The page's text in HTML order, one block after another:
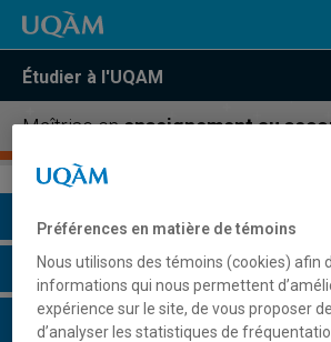
Étudier à l'UQAM
Maîtrise enenseignement au
Conditions d'admission
Cours à suivre et horaires
Préférences en matière de témoins
Nous utilisons des témoins (cookies) afin
informations qui nous permettent
expérience sur le site, de vous proposer
d’analyser les statistiques de